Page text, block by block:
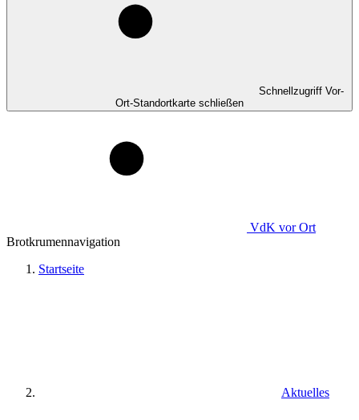
Schnellzugriff Vor-
Ort-Standortkarte schließen
VdK vor Ort
Brotkrumennavigation
Startseite
Aktuelles